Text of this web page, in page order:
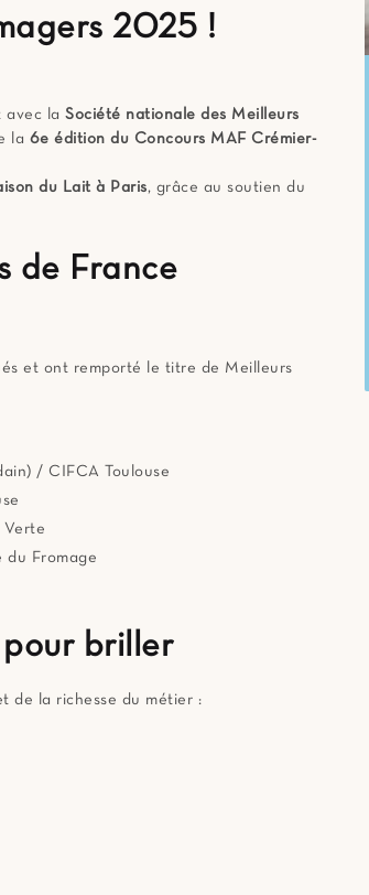
2025 !
avec la Société nationale des Meilleurs
la 6e édition du Concours MAF Crémier-
du Lait à Paris, grâce au soutien du
de France
et ont remporté le titre de Meilleurs
/ CIFCA Toulouse
Verte
du Fromage
briller
de la richesse du métier :